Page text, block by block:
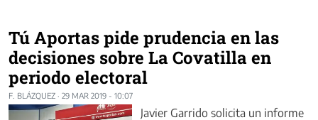
Tú Aportas pide prudencia en las
decisiones sobre La Covatilla en
periodo electoral
F. BLÁZQUEZ · 29 MAR 2019 - 10:07
Javier Garrido solicita un informe